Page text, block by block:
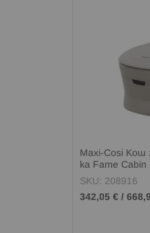
Maxi-Cosi Кош
ка Fame Cabin
SKU: 208916
342,05 € /